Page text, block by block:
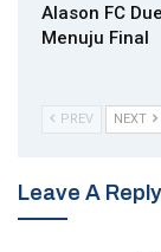
Alason FC
Menuju Final
PREV NEXT
Leave A Reply